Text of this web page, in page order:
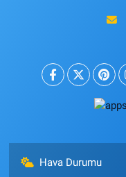
Hava Durumu